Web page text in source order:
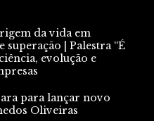
da vida em
| Palestra “É
evolução e
para lançar novo
Oliveiras